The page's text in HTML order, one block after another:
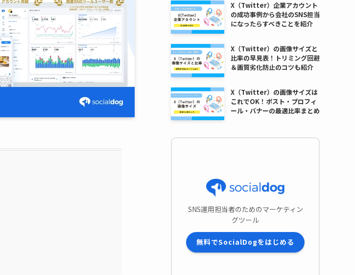
X（Twitter）企業アカウント
の成功事例から会社のSNS担当
になったらすべきことを紹介
X（Twitter）の画像サイズと
比率の早見表！トリミング回避
＆画質劣化防止のコツも紹介
X（Twitter）の画像サイズは
これでOK！ポスト・プロフィ
ール・バナーの最適比率まとめ
SNS運用担当者のためのマーケティン
グツール
無料でSocialDogをはじめる